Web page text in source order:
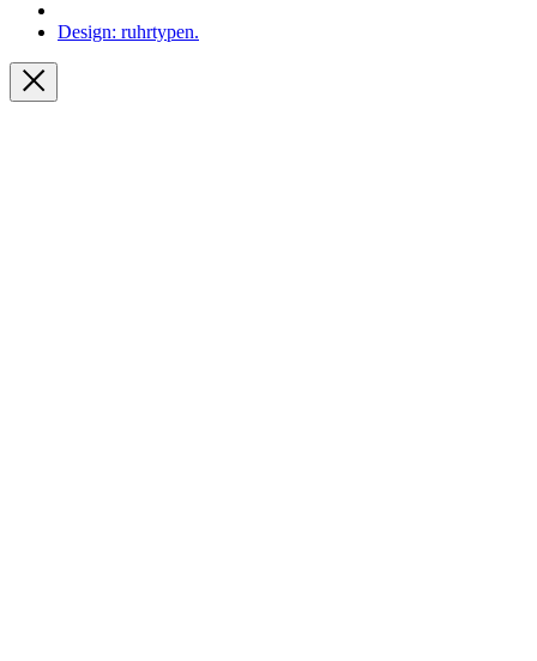
Design: ruhrtypen.